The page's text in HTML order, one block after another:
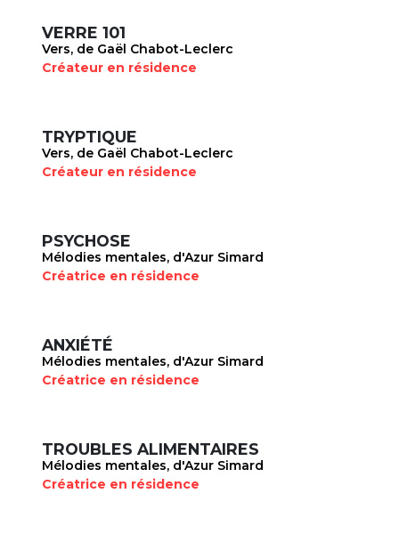
VERRE 101
Vers, de Gaël Chabot-Leclerc
Créateur en résidence
TRYPTIQUE
Vers, de Gaël Chabot-Leclerc
Créateur en résidence
PSYCHOSE
Mélodies mentales, d'Azur Simard
Créatrice en résidence
ANXIÉTÉ
Mélodies mentales, d'Azur Simard
Créatrice en résidence
TROUBLES ALIMENTAIRES
Mélodies mentales, d'Azur Simard
Créatrice en résidence